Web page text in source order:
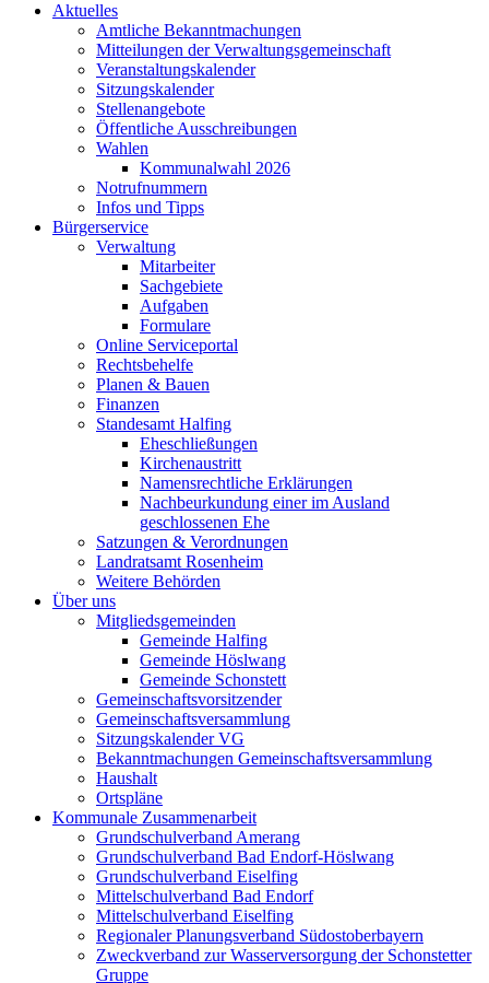
Aktuelles
Amtliche Bekanntmachungen
Mitteilungen der Verwaltungsgemeinschaft
Veranstaltungskalender
Sitzungskalender
Stellenangebote
Öffentliche Ausschreibungen
Wahlen
Kommunalwahl 2026
Notrufnummern
Infos und Tipps
Bürgerservice
Verwaltung
Mitarbeiter
Sachgebiete
Aufgaben
Formulare
Online Serviceportal
Rechtsbehelfe
Planen & Bauen
Finanzen
Standesamt Halfing
Eheschließungen
Kirchenaustritt
Namensrechtliche Erklärungen
Nachbeurkundung einer im Ausland
geschlossenen Ehe
Satzungen & Verordnungen
Landratsamt Rosenheim
Weitere Behörden
Über uns
Mitgliedsgemeinden
Gemeinde Halfing
Gemeinde Höslwang
Gemeinde Schonstett
Gemeinschaftsvorsitzender
Gemeinschaftsversammlung
Sitzungskalender VG
Bekanntmachungen Gemeinschaftsversammlung
Haushalt
Ortspläne
Kommunale Zusammenarbeit
Grundschulverband Amerang
Grundschulverband Bad Endorf-Höslwang
Grundschulverband Eiselfing
Mittelschulverband Bad Endorf
Mittelschulverband Eiselfing
Regionaler Planungsverband Südostoberbayern
Zweckverband zur Wasserversorgung der Schonstetter
Gruppe